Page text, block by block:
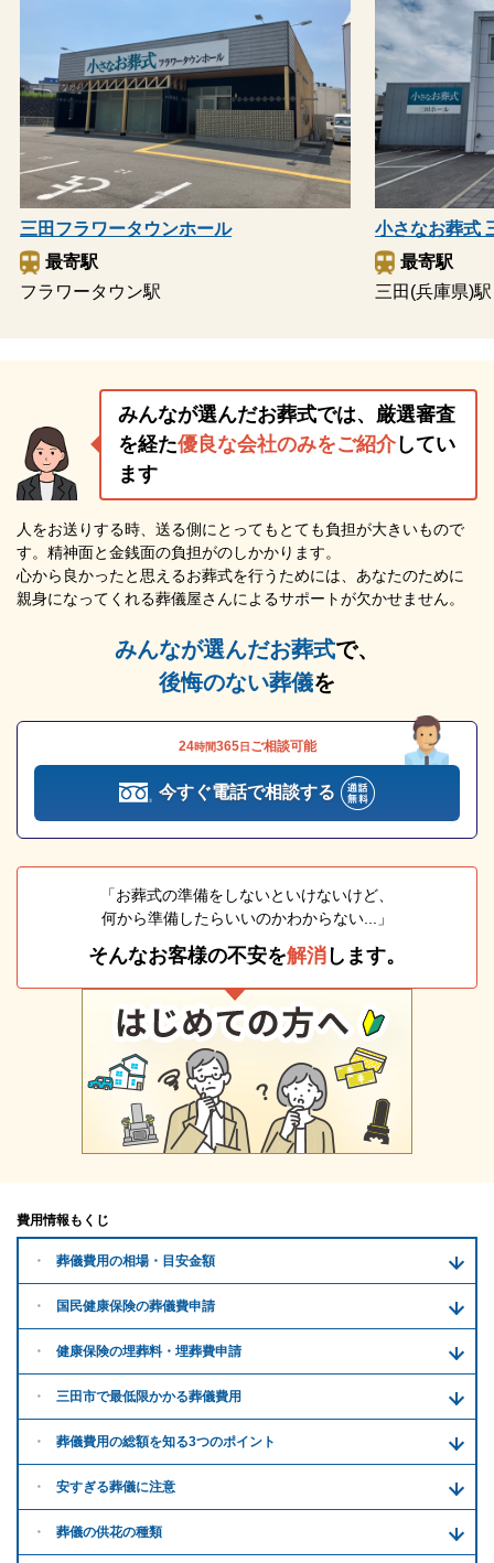
三田フラワータウンホール
最寄駅
フラワータウン駅
小さなお葬式
最寄駅
三田(兵庫県)駅
みんなが選んだお葬式では、厳選審査
を経た優良な会社のみをご紹介してい
ます
人をお送りする時、送る側にとってもとても負担が大きいもので
す。精神面と金銭面の負担がのしかかります。
心から良かったと思えるお葬式を行うためには、あなたのために
親身になってくれる葬儀屋さんによるサポートが欠かせません。
みんなが選んだお葬式で、
後悔のない葬儀を
24時間365日 ご相談可能
今すぐ電話で相談する
「お葬式の準備をしないといけないけど、
何から準備したらいいのかわからない...」
そんなお客様の不安を解消 します。
費用情報もくじ
葬儀費用の相場・目安金額
国民健康保険の葬儀費申請
健康保険の埋葬料・ 埋葬費申請
三田市で最低限かかる葬儀費用
葬儀費用の総額を知る3つのポイント
安すぎる葬儀に注意
葬儀の供花の種類